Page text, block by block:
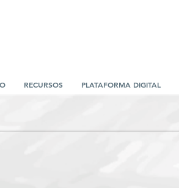
RECURSOS PLATAFORMA DIGITAL